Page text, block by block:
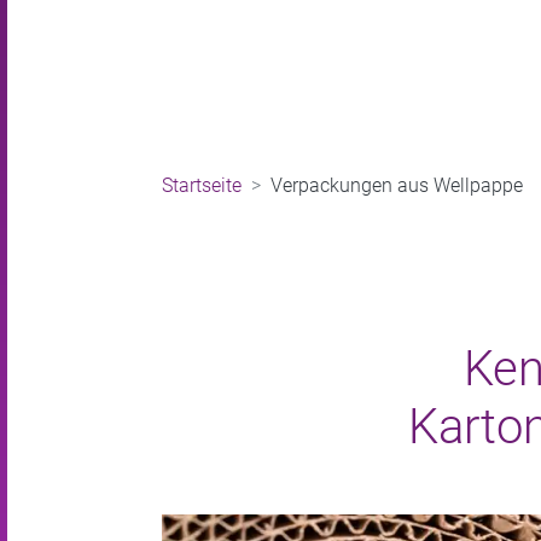
Startseite Verpackungen aus Wellpappe
100 %